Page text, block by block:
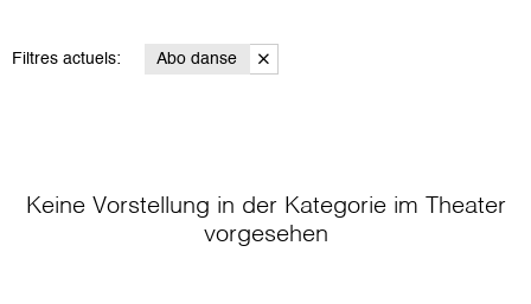
Filtres actuels: Abo danse
Keine Vorstellung in der Kategorie im Theater
vorgesehen